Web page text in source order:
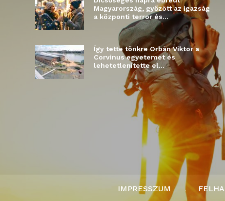
Magyarország, győzött az igazság
a központi terror és...
Így tette tönkre Orbán Viktor a
Corvinus egyetemet és
lehetetlenítette el...
IMPRESSZUM